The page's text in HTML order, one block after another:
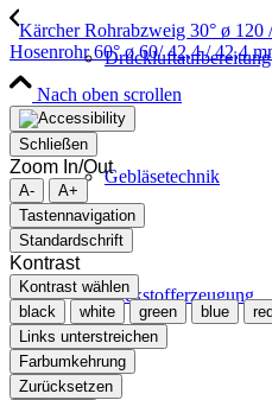
Druckluftaufbereitung
Gebläsetechnik
Stickstofferzeugung
Kärcher Rohrabzweig 30° ø 120
Hosenrohr 60° ø 60/ 42,4 / 42,4
Nach oben scrollen
Schließen
Zoom In/Out
A-
A+
Tastennavigation
Standardschrift
Kontrast
Kontrast wählen
black
white green blue red
Links unterstreichen
Farbumkehrung
Zurücksetzen